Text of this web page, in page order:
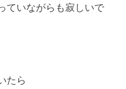
ていながらも寂しいで
たら